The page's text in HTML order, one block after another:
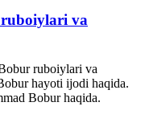
va
ruboiylari va
hayoti ijodi haqida.
Bobur haqida.